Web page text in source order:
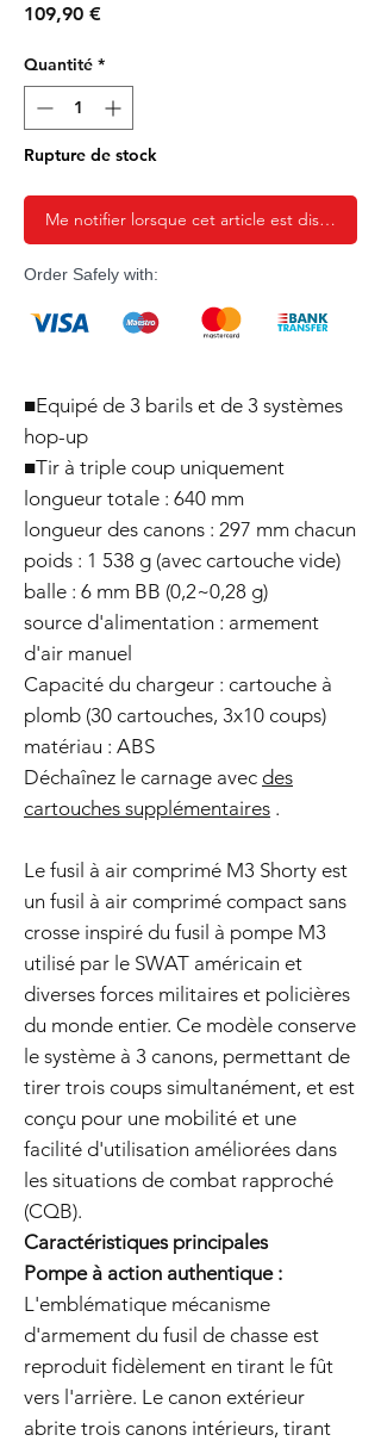
109,90 €Prix
Quantité *
Rupture de stock
Me notifier lorsque cet article est disponible
Order Safely with:
■Equipé de 3 barils et de 3 systèmes
hop-up
■Tir à triple coup uniquement
longueur totale : 640 mm
longueur des canons : 297 mm chacun
poids : 1 538 g (avec cartouche vide)
balle : 6 mm BB (0,2~0,28 g)
source d'alimentation : armement
d'air manuel
Capacité du chargeur : cartouche à
plomb (30 cartouches, 3x10 coups)
matériau : ABS
Déchaînez le carnage avec des
cartouches supplémentaires .
Le fusil à air comprimé M3 Shorty est
un fusil à air comprimé compact sans
crosse inspiré du fusil à pompe M3
utilisé par le SWAT américain et
diverses forces militaires et policières
du monde entier. Ce modèle conserve
le système à 3 canons, permettant de
tirer trois coups simultanément, et est
conçu pour une mobilité et une
facilité d'utilisation améliorées dans
les situations de combat rapproché
(CQB).
Caractéristiques principales
Pompe à action authentique :
L'emblématique mécanisme
d'armement du fusil de chasse est
reproduit fidèlement en tirant le fût
vers l'arrière. Le canon extérieur
abrite trois canons intérieurs, tirant